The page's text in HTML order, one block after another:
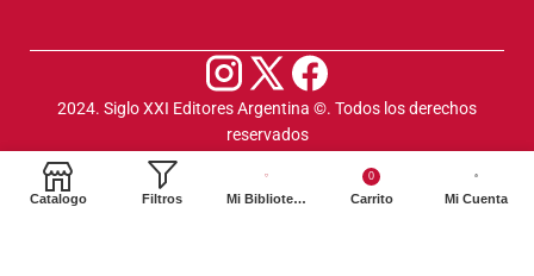
2024. Siglo XXI Editores Argentina ©️. Todos los derechos
reservados
Catalogo Filtros Mi Biblioteca
0
Carrito Mi Cuenta